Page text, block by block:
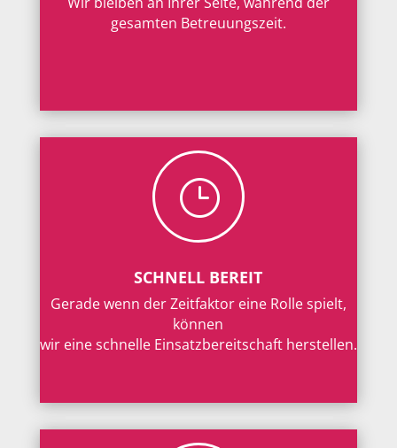
gesamten Betreuungszeit.
}
SCHNELL BEREIT
Gerade wenn der Zeitfaktor eine Rolle spielt,
können
wir eine schnelle Einsatzbereitschaft herstellen.